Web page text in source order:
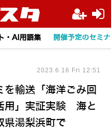
・AI用語集 開催予定のセミ
輸送「海洋ごみ回
用」実証実験 海と
県湯梨浜町で
2023.6.16 Fri 12:51